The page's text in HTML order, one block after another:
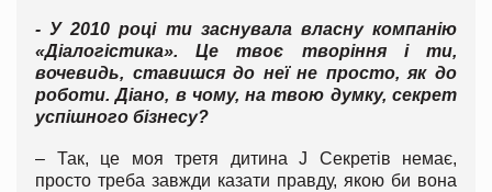
- У 2010 році ти заснувала власну компанію
«Діалогістика». Це твоє творіння і ти,
вочевидь, ставишся до неї не просто, як до
роботи. Діано, в чому, на твою думку, секрет
успішного бізнесу?
– Так, це моя третя дитина J Секретів немає,
просто треба завжди казати правду, якою би вона